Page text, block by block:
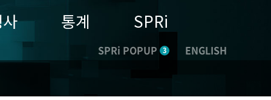
통계 SPRi
SPRi POPUP 3 ENGLISH